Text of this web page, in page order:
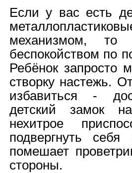
Если у вас есть
механизмом,
беспокойством по
Ребёнок запросто
створку настежь.
избавиться -
детский замок
нехитрое
подвергнуть
помешает
стороны.